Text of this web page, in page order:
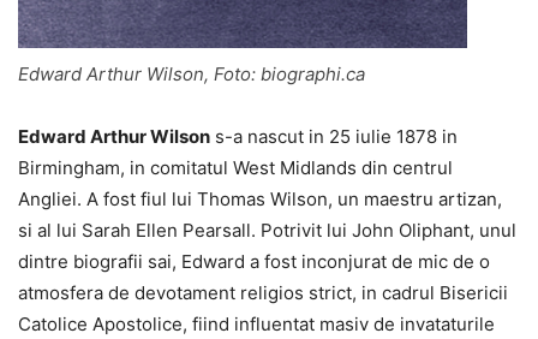
Edward Arthur Wilson, Foto: biographi.ca
Edward Arthur Wilson s-a nascut in 25 iulie 1878 in
Birmingham, in comitatul West Midlands din centrul
Angliei. A fost fiul lui Thomas Wilson, un maestru artizan,
si al lui Sarah Ellen Pearsall. Potrivit lui John Oliphant, unul
dintre biografii sai, Edward a fost inconjurat de mic de o
atmosfera de devotament religios strict, in cadrul Bisericii
Catolice Apostolice, fiind influentat masiv de invataturile